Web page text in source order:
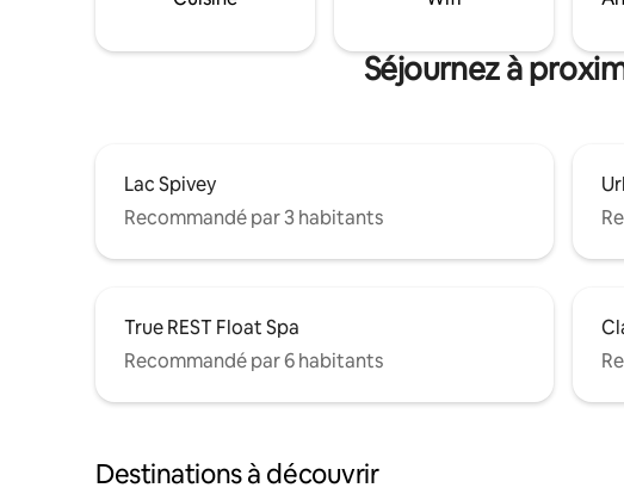
Séjournez à
Lac Spivey
Recommandé par 3 habitants
True REST Float Spa
Recommandé par 6 habitants
Destinations à découvrir